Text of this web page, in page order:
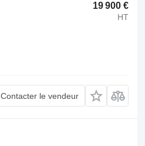
19 900 €
HT
Contacter le vendeur